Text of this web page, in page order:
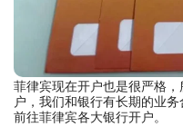
菲律宾现在开户也是很严格
户，我们和银行有长期的业
前往菲律宾各大银行开户。